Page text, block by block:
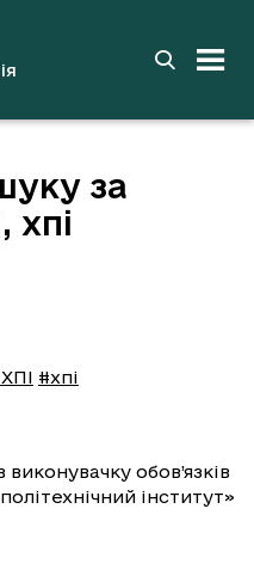
за
хпі
#хпі
обов’язків
інститут»